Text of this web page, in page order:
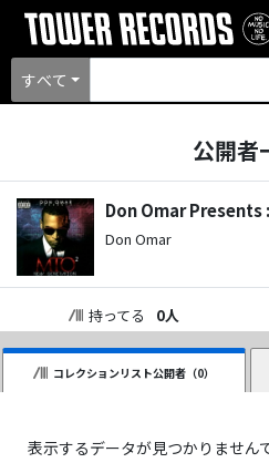
すべて
公開者
Don Omar
Don Omar
持ってる 0人
コレクションリスト公開者（0）
表示するデータが見つかりません